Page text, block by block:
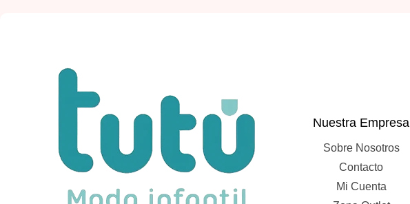
Nuestra Empresa
Sobre Nosotros
Contacto
Mi Cuenta